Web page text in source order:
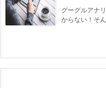
グーグルアナ
からない！そ